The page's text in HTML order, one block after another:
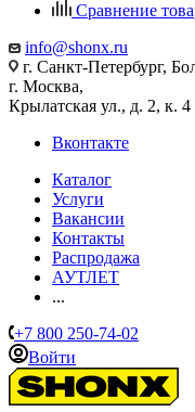
Сравнение
info@shonx.ru
г. Санкт-Петербург,
г. Москва,
Крылатская ул., д. 2, к.
Вконтакте
Каталог
Услуги
Вакансии
Контакты
Распродажа
АУТЛЕТ
...
+7 800 250-74-02
Войти